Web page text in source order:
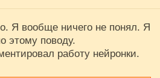
Я вообще ничего не понял. Я
этому поводу.
работу нейронки.